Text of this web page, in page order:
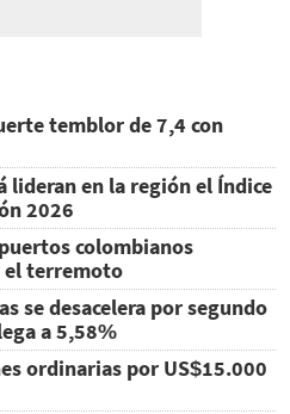
temblor de 7,4 con
lideran en la región el Índice
2026
colombianos
el terremoto
se desacelera por segundo
a 5,58%
ordinarias por US$15.000